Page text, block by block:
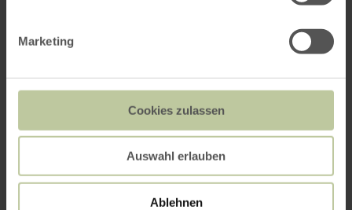
Marketing
Cookies zulassen
Auswahl erlauben
Ablehnen
Das könnte Sie auch